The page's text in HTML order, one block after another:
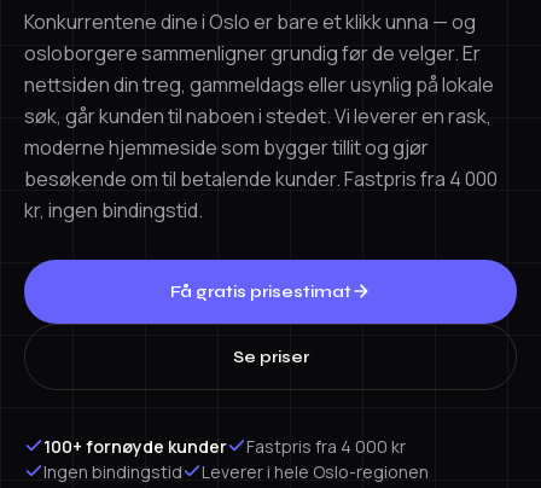
Konkurrentene dine i Oslo er bare et klikk unna — og
osloborgere sammenligner grundig før de velger. Er
nettsiden din treg, gammeldags eller usynlig på lokale
søk, går kunden til naboen i stedet. Vi leverer en rask,
moderne hjemmeside som bygger tillit og gjør
besøkende om til betalende kunder. Fastpris fra 4 000
kr, ingen bindingstid.
Få gratis prisestimat
Se priser
100+ fornøyde kunder
Fastpris fra 4 000 kr
Ingen bindingstid
Leverer i hele Oslo-regionen